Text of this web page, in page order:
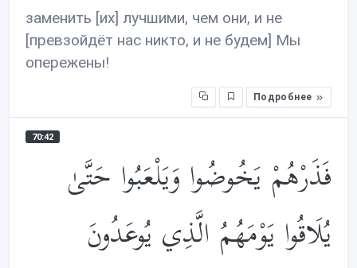
заменить [их] лучшими, чем они, и не
[превзойдёт нас никто, и не будем] Мы
опережены!
Подробнее
70:42
فَذَرْهُمْ يَخُوضُوا وَيَلْعَبُوا حَتَّىٰ
يُلَاقُوا يَوْمَهُمُ الَّذِي يُوعَدُونَ